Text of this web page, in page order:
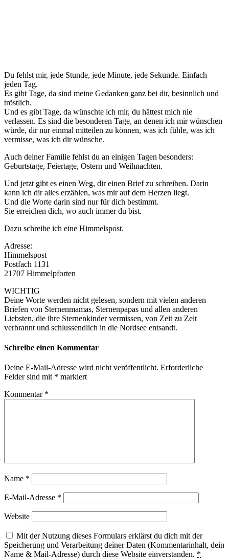
Du fehlst mir, jede Stunde, jede Minute, jede Sekunde. Einfach
jeden Tag.
Es gibt Tage, da sind meine Gedanken ganz bei dir, besinnlich und
tröstlich.
Und es gibt Tage, da wünschte ich mir, du hättest mich nie
verlassen. Es sind die besonderen Tage, an denen ich mir wünschen
würde, dir nur einmal mitteilen zu können, was ich fühle, was ich
vermisse, was ich dir wünsche.
Auch deiner Familie fehlst du an einigen Tagen besonders:
Geburtstage, Feiertage, Ostern und Weihnachten.
Und jetzt gibt es einen Weg, dir einen Brief zu schreiben. Darin
kann ich dir alles erzählen, was mir auf dem Herzen liegt.
Und die Worte darin sind nur für dich bestimmt.
Sie erreichen dich, wo auch immer du bist.
Dazu schreibe ich eine Himmelspost.
Adresse:
Himmelspost
Postfach 1131
21707 Himmelpforten
WICHTIG
Deine Worte werden nicht gelesen, sondern mit vielen anderen
Briefen von Sternenmamas, Sternenpapas und allen anderen
Liebsten, die ihre Sternenkinder vermissen, von Zeit zu Zeit
verbrannt und schlussendlich in die Nordsee entsandt.
Schreibe einen Kommentar
Deine E-Mail-Adresse wird nicht veröffentlicht. Erforderliche
Felder sind mit * markiert
Kommentar *
Name *
E-Mail-Adresse *
Website
Mit der Nutzung dieses Formulars erklärst du dich mit der
Speicherung und Verarbeitung deiner Daten (Kommentarinhalt, dein
Name & Mail-Adresse) durch diese Website einverstanden. *